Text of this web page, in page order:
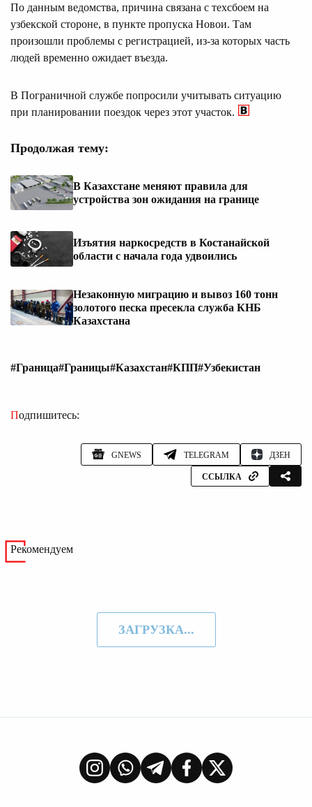
По данным ведомства, причина связана с техсбоем на
узбекской стороне, в пункте пропуска Новои. Там
произошли проблемы с регистрацией, из-за которых часть
людей временно ожидает въезда.
В Пограничной службе попросили учитывать ситуацию
при планировании поездок через этот участок.
Продолжая тему:
В Казахстане меняют правила для
устройства зон ожидания на границе
Изъятия наркосредств в Костанайской
области с начала года удвоились
Незаконную миграцию и вывоз 160 тонн
золотого песка пресекла служба КНБ
Казахстана
#Граница#Границы#Казахстан#КПП#Узбекистан
Подпишитесь:
GNEWS TELEGRAM ДЗЕН
ССЫЛКА
Рекомендуем
ЗАГРУЗКА...